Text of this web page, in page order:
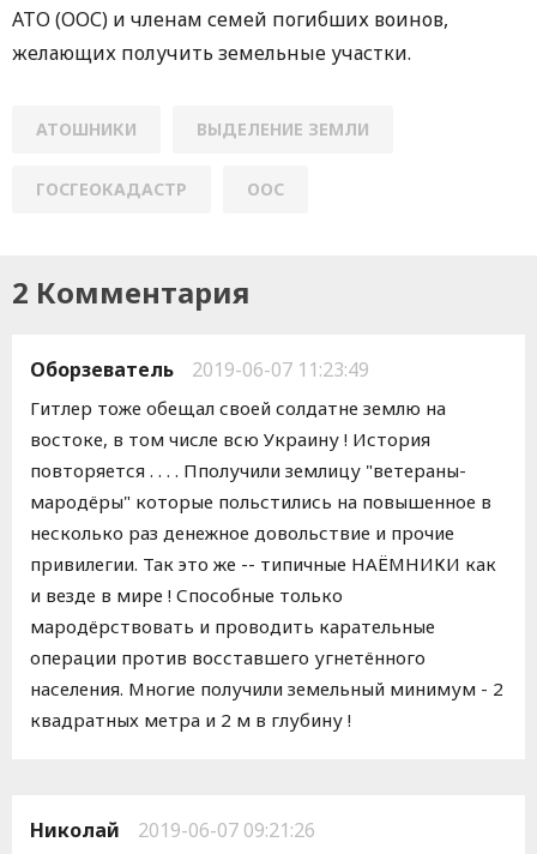
АТО (ООС) и членам семей погибших воинов,
желающих получить земельные участки.
АТОШНИКИ ВЫДЕЛЕНИЕ ЗЕМЛИ
ГОСГЕОКАДАСТР ООС
2 Комментария
Оборзеватель 2019-06-07 11:23:49
Гитлер тоже обещал своей солдатне землю на
востоке, в том числе всю Украину ! История
повторяется . . . . Пполучили землицу "ветераны-
мародёры" которые польстились на повышенное в
несколько раз денежное довольствие и прочие
привилегии. Так это же -- типичные НАЁМНИКИ как
и везде в мире ! Способные только
мародёрствовать и проводить карательные
операции против восставшего угнетённого
населения. Многие получили земельный минимум - 2
квадратных метра и 2 м в глубину !
Николай 2019-06-07 09:21:26